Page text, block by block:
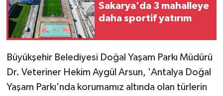
Sakarya'da 3 mahalleye
daha sportif yatırım
Büyükşehir Belediyesi Doğal Yaşam Parkı Müdürü
Dr. Veteriner Hekim Aygül Arsun, 'Antalya Doğal
Yaşam Parkı'nda korumamız altında olan türlerin